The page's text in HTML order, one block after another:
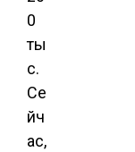
0
ты
с.
Се
йч
ас,